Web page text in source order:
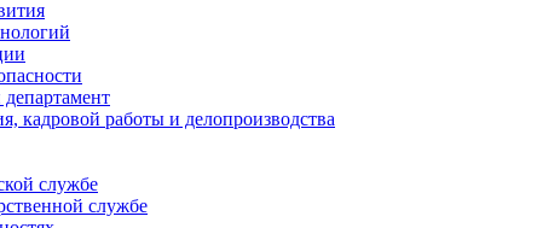
кадровой работы и делопроизводства
службе
службе